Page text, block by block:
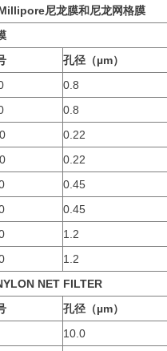
尼龙膜和尼龙网格膜
孔径（µm）
0.8
0.8
0.22
0.22
0.45
0.45
1.2
1.2
NET FILTER
孔径（µm）
10.0